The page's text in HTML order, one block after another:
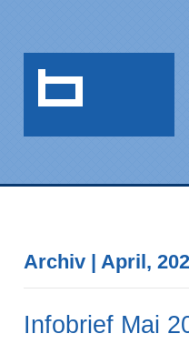
Archiv | April,
Infobrief Mai